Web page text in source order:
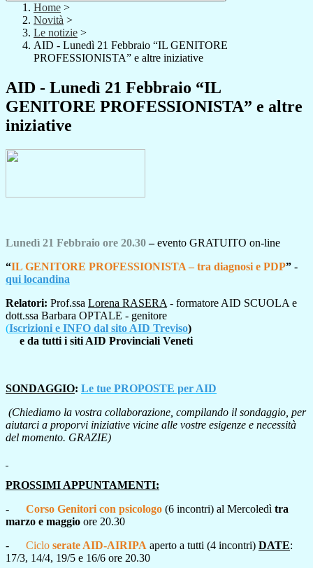
Home >
Novità >
Le notizie >
AID - Lunedì 21 Febbraio “IL GENITORE
PROFESSIONISTA” e altre iniziative
AID - Lunedì 21 Febbraio “IL
GENITORE PROFESSIONISTA” e altre
iniziative
Lunedì 21 Febbraio ore 20.30–evento GRATUITO on-line
“IL GENITORE PROFESSIONISTA – tra diagnosi e PDP” -
qui locandina
Relatori: Prof.ssa Lorena RASERA - formatore AID SCUOLA e
dott.ssa Barbara OPTALE - genitore
(Iscrizioni e INFO dal sito AID Treviso)
e da tutti i siti AID Provinciali Veneti
SONDAGGIO: Le tue PROPOSTE per AID
(Chiediamo la vostra collaborazione, compilando il sondaggio, per
aiutarci a proporvi iniziative vicine alle vostre esigenze e necessità
del momento. GRAZIE)
PROSSIMI APPUNTAMENTI:
- Corso Genitori con psicologo (6 incontri) al Mercoledì tra
marzo e maggio ore 20.30
- Ciclo serate AID-AIRIPA aperto a tutti (4 incontri) DATE:
17/3, 14/4, 19/5 e 16/6 ore 20.30